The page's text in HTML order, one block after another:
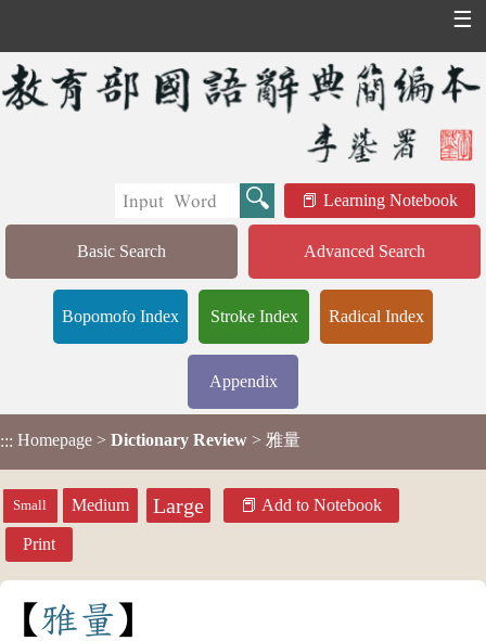
☰
Learning Notebook
Basic Search Advanced Search
Bopomofo Index Stroke Index Radical Index
Appendix
::: Homepage > Dictionary Review > 雅量
Small Medium Large Add to Notebook
Print
雅量